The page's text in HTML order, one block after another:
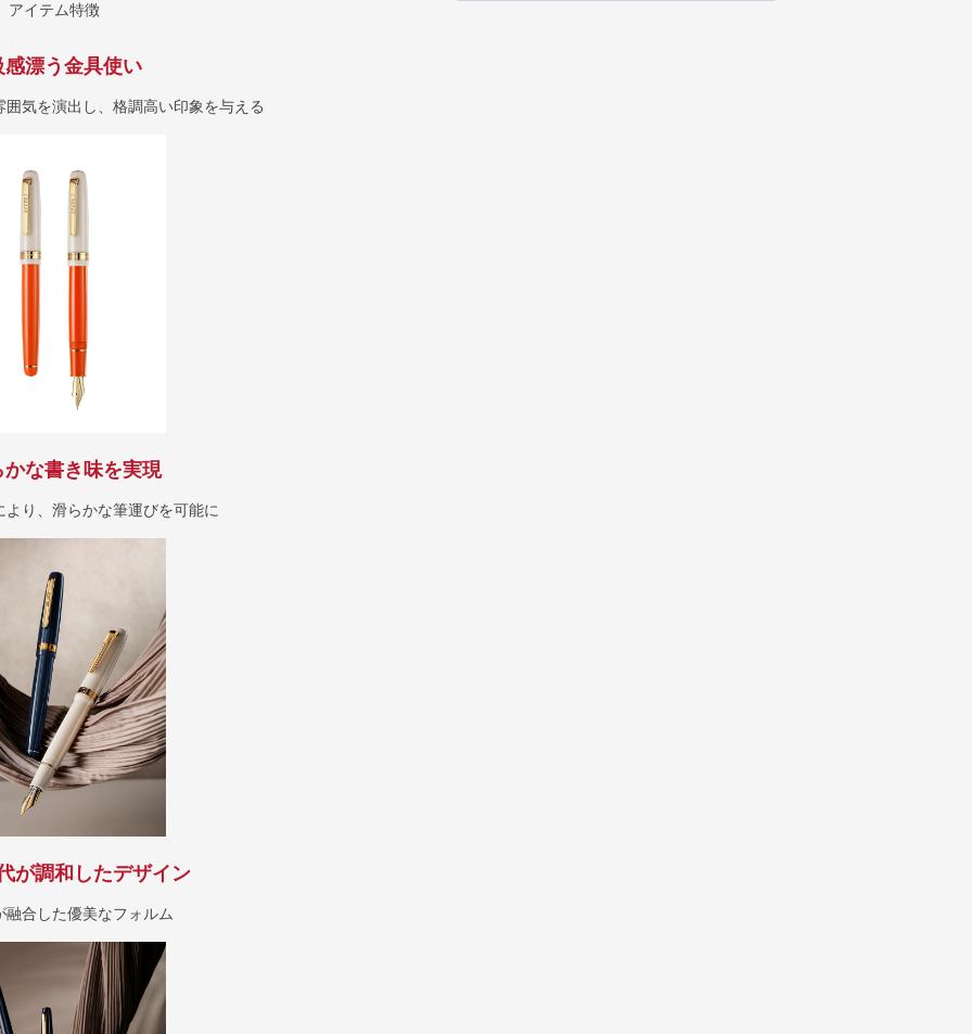
アイテム特徴
感漂う金具使い
気を演出し、格調高い印象を与える
かな書き味を実現
り、滑らかな筆運びを可能に
が調和したデザイン
合した優美なフォルム